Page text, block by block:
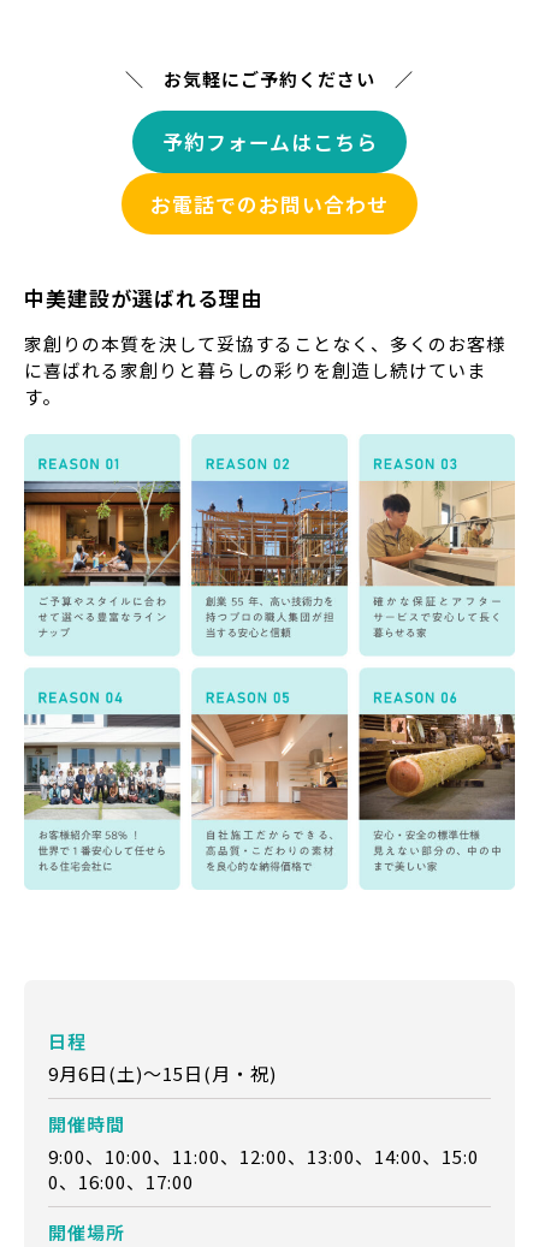
＼ お気軽にご予約ください ／
予約フォームはこちら
お電話でのお問い合わせ
中美建設が選ばれる理由
家創りの本質を決して妥協することなく、多くのお客様
に喜ばれる家創りと暮らしの彩りを創造し続けていま
す。
日程
9月6日(土)～15日(月・祝)
開催時間
9:00、10:00、11:00、12:00、13:00、14:00、15:0
0、16:00、17:00
開催場所